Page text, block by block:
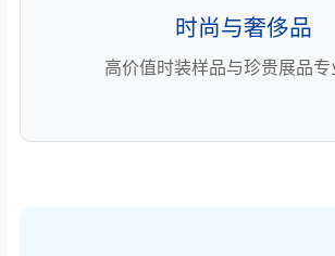
时尚与奢侈品
高价值时装样品与珍贵展品